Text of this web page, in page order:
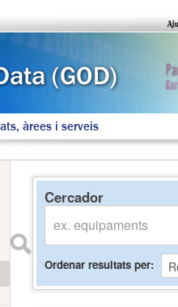
àrees i serveis
Cercador
Ordenar resultats per